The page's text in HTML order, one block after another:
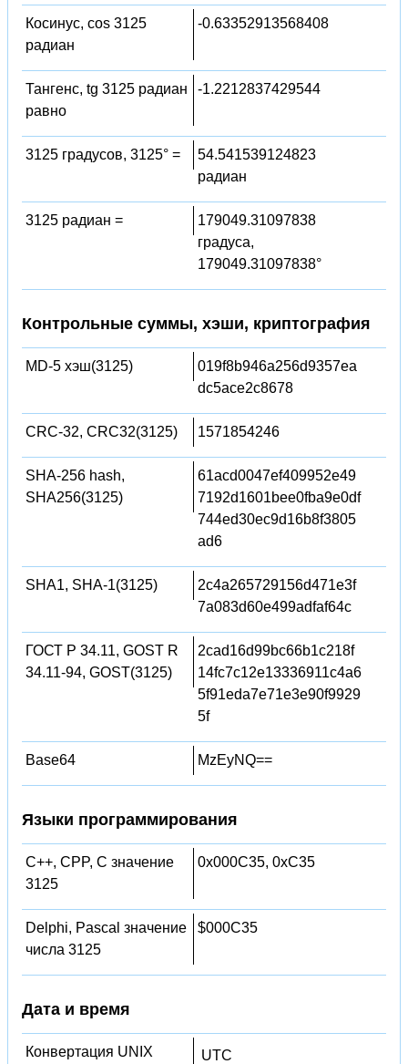
Косинус, cos 3125
радиан
-0.63352913568408
Тангенс, tg 3125 радиан
равно
-1.2212837429544
3125 градусов, 3125° =
54.541539124823
радиан
3125 радиан =
179049.31097838
градуса,
179049.31097838°
Контрольные суммы, хэши, криптография
MD-5 хэш(3125)
019f8b946a256d9357ea
dc5ace2c8678
CRC-32, CRC32(3125) 1571854246
SHA-256 hash,
SHA256(3125)
61acd0047ef409952e49
7192d1601bee0fba9e0df
744ed30ec9d16b8f3805
ad6
SHA1, SHA-1(3125)
2c4a265729156d471e3f
7a083d60e499adfaf64c
ГОСТ Р 34.11, GOST R
34.11-94, GOST(3125)
2cad16d99bc66b1c218f
14fc7c12e13336911c4a6
5f91eda7e71e3e90f9929
5f
Base64 MzEyNQ==
Языки программирования
C++, CPP, C значение
3125
0x000C35, 0xC35
Delphi, Pascal значение
числа 3125
$000C35
Дата и время
Конвертация UNIX
UTC